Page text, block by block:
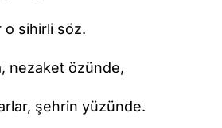
o sihirli söz.
nezaket özünde,
şehrin yüzünde.